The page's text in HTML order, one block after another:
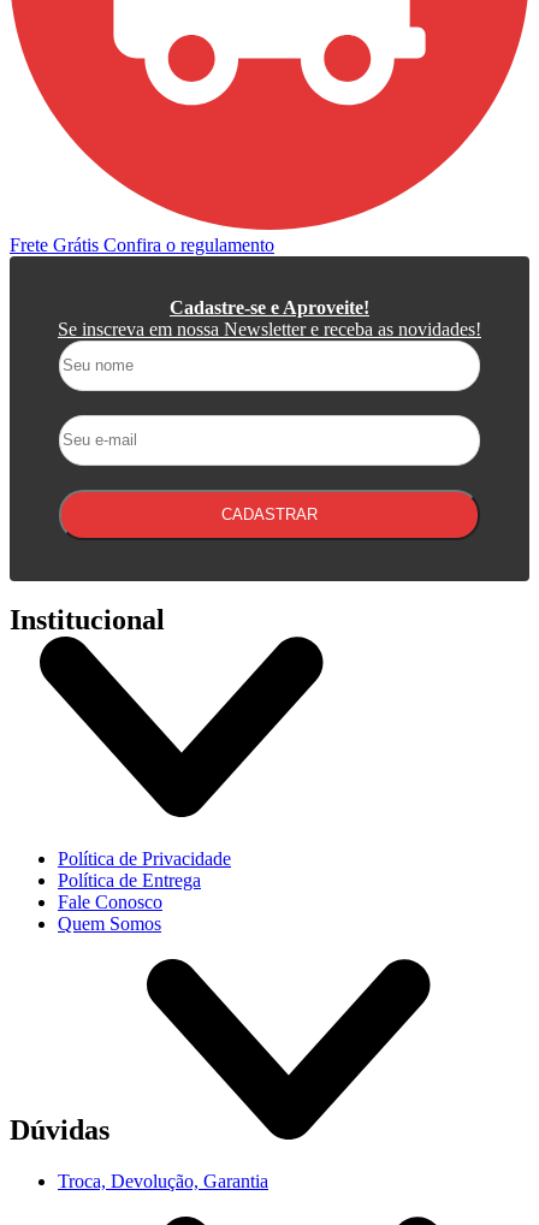
Frete Grátis Confira o regulamento
Cadastre-se e Aproveite!
Se inscreva em nossa Newsletter e receba as novidades!
CADASTRAR
Institucional
Política de Privacidade
Política de Entrega
Fale Conosco
Quem Somos
Dúvidas
Troca, Devolução, Garantia